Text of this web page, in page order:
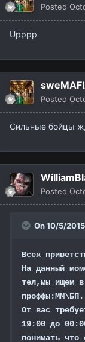
Posted
Upppp
Posted
Сильные бойцы
Posted
On 10/5/
Всех
На данный
тел,мы ищем в
проффы:ММ\БП.
От вас
19:00 до
понимать